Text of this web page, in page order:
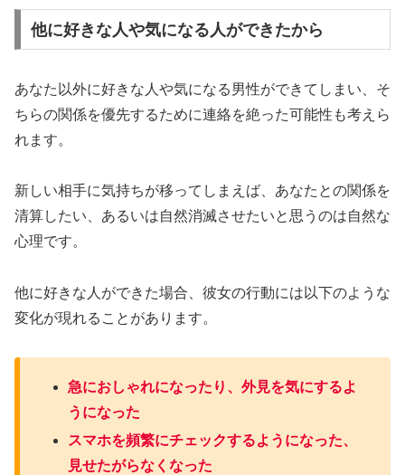
他に好きな人や気になる人ができたから
あなた以外に好きな人や気になる男性ができてしまい、そ
ちらの関係を優先するために連絡を絶った可能性も考えら
れます。
新しい相手に気持ちが移ってしまえば、あなたとの関係を
清算したい、あるいは自然消滅させたいと思うのは自然な
心理です。
他に好きな人ができた場合、彼女の行動には以下のような
変化が現れることがあります。
急におしゃれになったり、外見を気にするよ
うになった
スマホを頻繁にチェックするようになった、
見せたがらなくなった